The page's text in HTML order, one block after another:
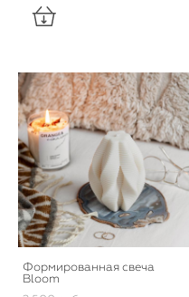
Формированная свеча
Bloom